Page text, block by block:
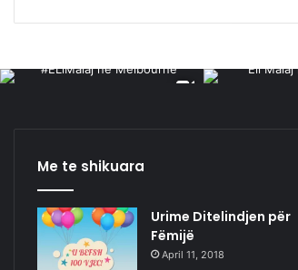
Me te shikuara
Urime Ditelindjen për
Fëmijë
April 11, 2018